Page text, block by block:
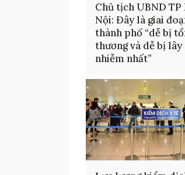
Chủ tịch UBND TP
Nội: Đây là giai
thành phố “dễ bị
thương và dễ bị lây
nhiễm nhất”